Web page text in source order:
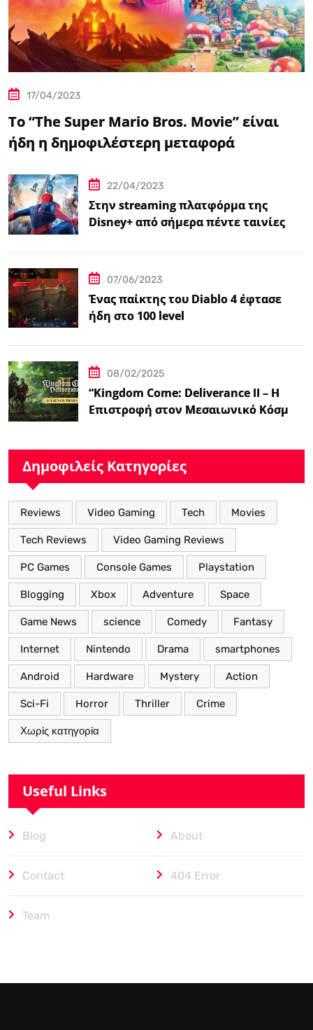
17/04/2023
Το “The Super Mario Bros. Movie” είναι
ήδη η δημοφιλέστερη μεταφορά
22/04/2023
Στην streaming πλατφόρμα της
Disney+ από σήμερα πέντε ταινίες
07/06/2023
Ένας παίκτης του Diablo 4 έφτασε
ήδη στο 100 level
08/02/2025
“Kingdom Come: Deliverance II – Η
Επιστροφή στον Μεσαιωνικό Κόσμο
Δημοφιλείς Κατηγορίες
Reviews Video Gaming Tech Movies
Tech Reviews Video Gaming Reviews
PC Games Console Games Playstation
Blogging Xbox Adventure Space
Game News science Comedy Fantasy
Internet Nintendo Drama smartphones
Android Hardware Mystery Action
Sci-Fi Horror Thriller Crime
Χωρίς κατηγορία
Useful Links
Blog About
Contact 404 Error
Team